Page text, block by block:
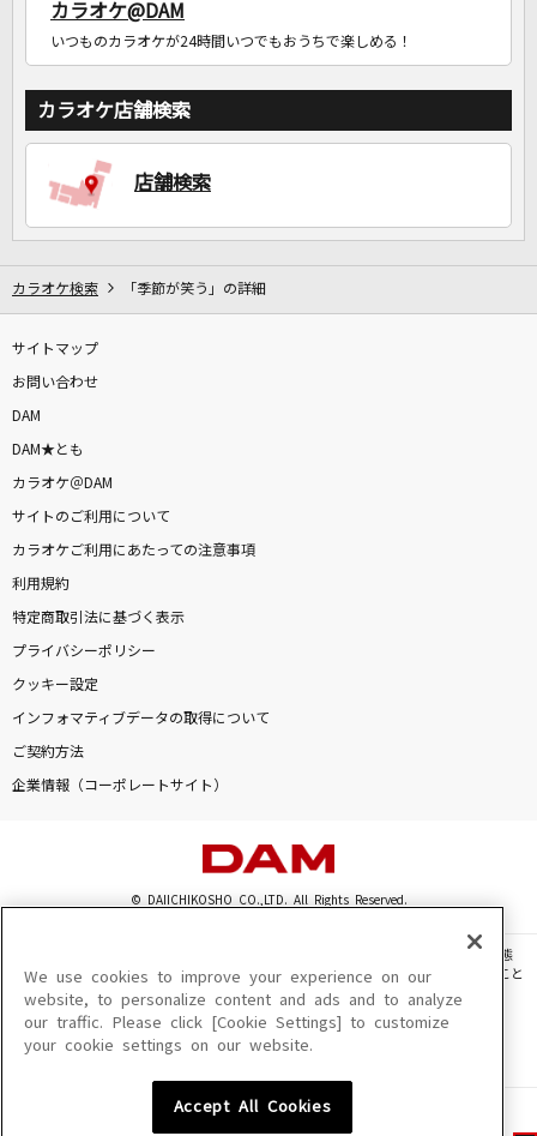
カラオケ@DAM
いつものカラオケが24時間いつでもおうちで楽しめる！
カラオケ店舗検索
店舗検索
カラオケ検索 「季節が笑う」の詳細
サイトマップ
お問い合わせ
DAM
DAM★とも
カラオケ＠DAM
サイトのご利用について
カラオケご利用にあたっての注意事項
利用規約
特定商取引法に基づく表示
プライバシーポリシー
クッキー設定
インフォマティブデータの取得について
ご契約方法
企業情報（コーポレートサイト）
© DAIICHIKOSHO CO.,LTD. All Rights Reserved.
このサイトに掲載されている一切の文章・画像・写真・動画・音声等を、手段や形態
を問わず、著作権法の定める範囲を超えて無断で複製、転載、ファイル化などすること
を禁じます。
楽曲及びコンテンツは、機種によりご利用いただけない場合があります。
楽曲及びコンテンツの配信日、配信内容が変更になる場合があります。
We use cookies to improve your experience on our
website, to personalize content and ads and to analyze
our traffic. Please click [Cookie Settings] to customize
your cookie settings on our website.
Accept All Cookies